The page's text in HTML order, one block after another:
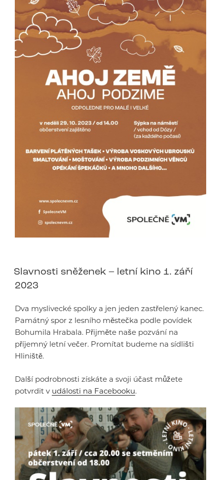
Slavnosti sněženek – letní kino 1. září
2023
Dva myslivecké spolky a jen jeden zastřelený kanec.
Památný spor z lesního městečka podle povídek
Bohumila Hrabala. Přijměte naše pozvání na
příjemný letní večer. Promítat budeme na sídlišti
Hliniště.
Další podrobnosti získáte a svoji účast můžete
potvrdit v události na Facebooku.